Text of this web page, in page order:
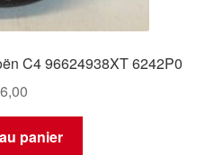
C4 96624938XT 6242P0
panier